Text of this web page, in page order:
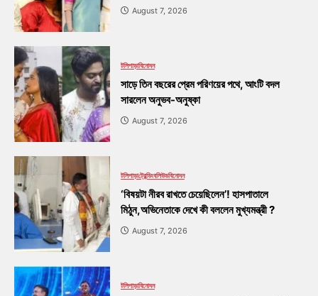
August 7, 2026
টলিপাড়াবিনোদন
সাড়ে তিন বছরের প্রেম পরিণয়ের পথে, আংটি বদল
সারলেন অনুভব-অনুষ্কা
August 7, 2026
টলিপাড়াট্রেন্ডিংবলিউডবিনোদন
‘বিষয়টা নীরব রাখতে চেয়েছিলেন’! হাসপাতালে
মিঠুন,অভিনেতাকে দেখে কী বললেন মুখ্যমন্ত্রী ?
August 7, 2026
টলিপাড়াবিনোদন